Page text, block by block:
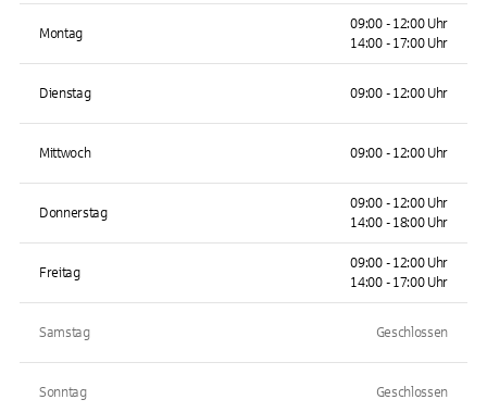
Montag
09:00 - 12:00 Uhr
14:00 - 17:00 Uhr
Dienstag 09:00 - 12:00 Uhr
Mittwoch 09:00 - 12:00 Uhr
Donnerstag
09:00 - 12:00 Uhr
14:00 - 18:00 Uhr
Freitag
09:00 - 12:00 Uhr
14:00 - 17:00 Uhr
Samstag Geschlossen
Sonntag Geschlossen